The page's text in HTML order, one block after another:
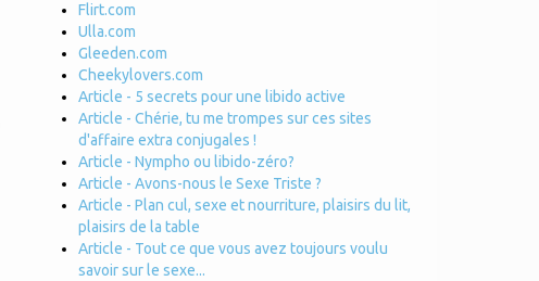
Flirt.com
Ulla.com
Gleeden.com
Cheekylovers.com
Article - 5 secrets pour une libido active
Article - Chérie, tu me trompes sur ces sites
d'affaire extra conjugales !
Article - Nympho ou libido-zéro?
Article - Avons-nous le Sexe Triste ?
Article - Plan cul, sexe et nourriture, plaisirs du lit,
plaisirs de la table
Article - Tout ce que vous avez toujours voulu
savoir sur le sexe...